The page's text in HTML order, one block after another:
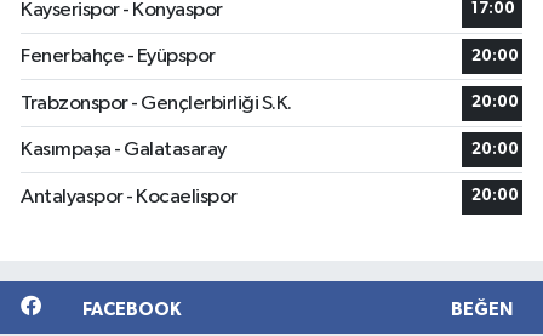
Kayserispor - Konyaspor
17:00
Fenerbahçe - Eyüpspor 20:00
Trabzonspor - Gençlerbirliği S.K. 20:00
Kasımpaşa - Galatasaray 20:00
Antalyaspor - Kocaelispor 20:00
FACEBOOK BEĞEN